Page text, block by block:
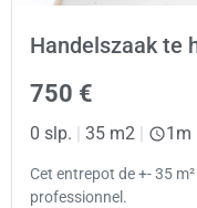
Handelszaak te
750 €
0 slp. | 35 m2 | 1m
Cet entrepot de +- 35
professionnel.